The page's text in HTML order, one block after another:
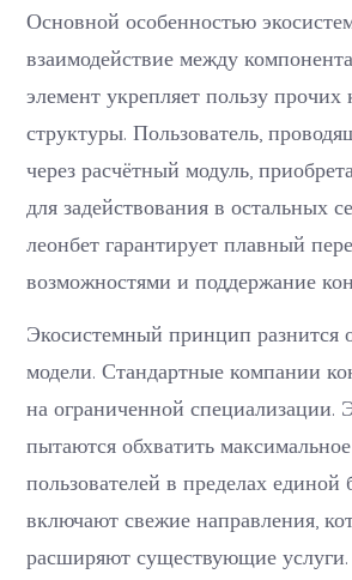
Основной особенностью
взаимодействие между
элемент укрепляет пользу прочих
структуры. Пользователь,
через расчётный модуль,
для задействования в остальных
леонбет гарантирует плавный
возможностями и поддержание
Экосистемный принцип разнится
модели. Стандартные компании
на ограниченной специализации.
пытаются обхватить
пользователей в пределах единой
включают свежие направления,
расширяют существующие услуги.